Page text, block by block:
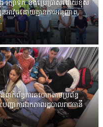
រ រក្សាទុក និងប្រើប្រាស់ដោយខុស
ាវុធដោយគ្មានការអនុញ្ញាត,
ក់ព័ន្ធការឆបោកតាមប្រព័ន្ធ
ជាការឯកភាពរដ្ឋបាលរាជធានី